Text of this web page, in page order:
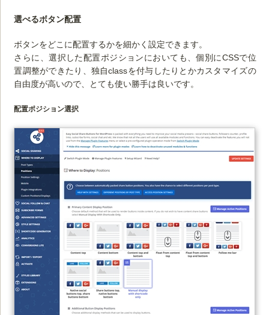
選べるボタン配置
ボタンをどこに配置するかを細かく設定できます。
さらに、選択した配置ポジションにおいても、個別にCSSで位
置調整ができたり、独自classを付与したりとかカスタマイズの
自由度が高いので、とても使い勝手は良いです。
配置ポジション選択